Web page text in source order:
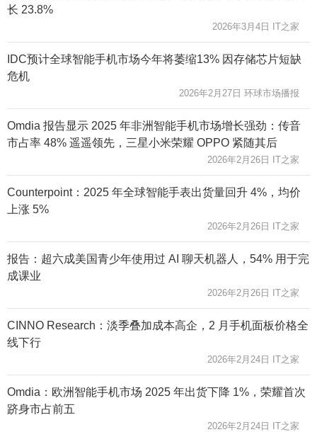
长 23.8%
2026年3月4日 IT之家
IDC预计全球智能手机市场今年将萎缩13% 因存储芯片短缺
危机
2026年2月27日 环球市场播报
Omdia 报告显示 2025 年非洲智能手机市场增长强劲：传音
市占率 48% 遥遥领先，三星小米荣耀 OPPO 紧随其后
2026年2月26日 IT之家
Counterpoint：2025 年全球智能手表出货量回升 4%，均价
上涨 5%
2026年2月26日 IT之家
报告：超六成美国青少年使用过 AI 聊天机器人，54% 用于完
成课业
2026年2月26日 IT之家
CINNO Research：淡季叠加成本高企，2 月手机面板价格全
线下行
2026年2月24日 IT之家
Omdia：欧洲智能手机市场 2025 年出货下降 1%，荣耀首次
跻身市占前五
2026年2月24日 IT之家